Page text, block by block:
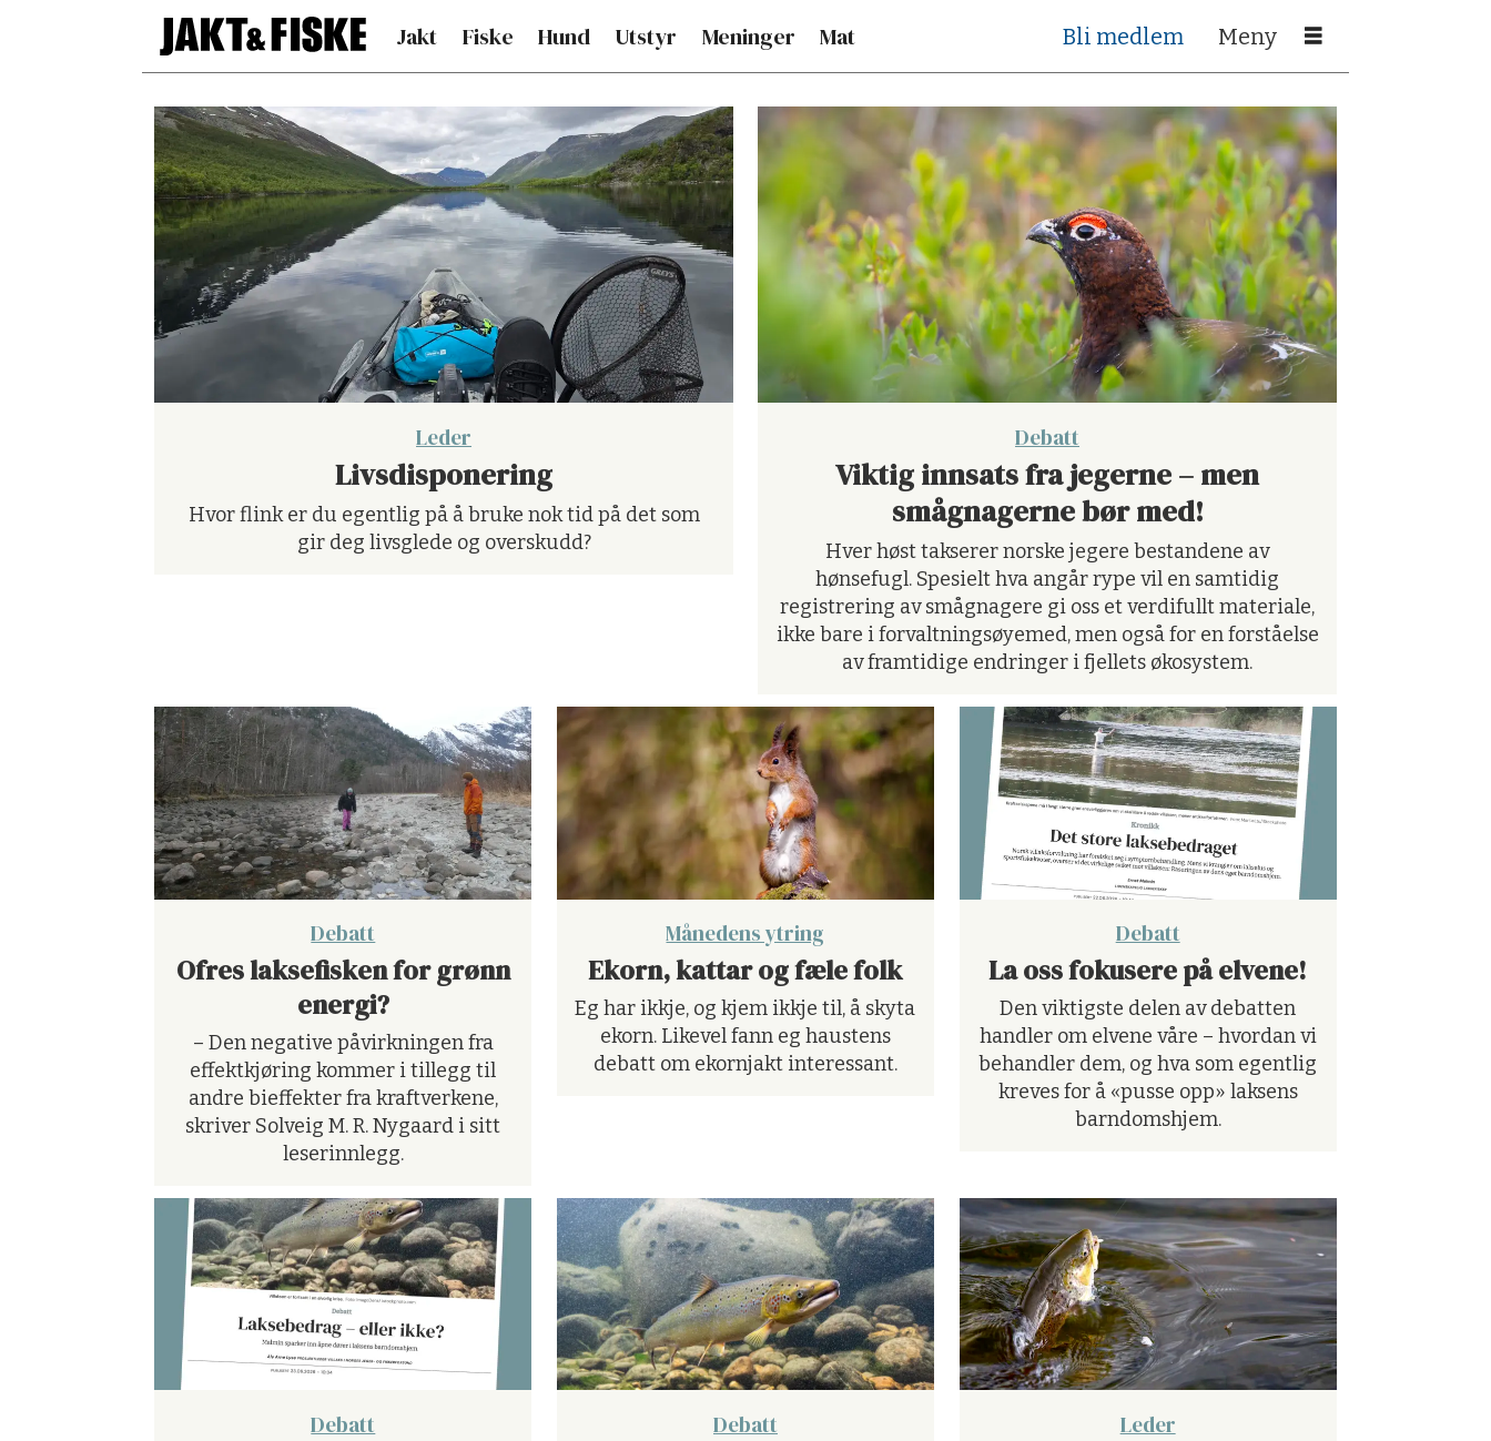
Jakt Fiske Hund Utstyr Meninger Mat Bli medlem
Meninger
Leder
Livsdisponering
Hvor flink er du egentlig på å bruke nok tid på det som
gir deg livsglede og overskudd?
Debatt
Viktig innsats fra jegerne – men
smågnagerne bør med!
Hver høst takserer norske jegere bestandene av
hønsefugl. Spesielt hva angår rype vil en samtidig
registrering av smågnagere gi oss et verdifullt materiale,
ikke bare i forvaltningsøyemed, men også for en forståelse
av framtidige endringer i fjellets økosystem.
Debatt
Ofres laksefisken for grønn
energi?
– Den negative påvirkningen fra
effektkjøring kommer i tillegg til
andre bieffekter fra kraftverkene,
skriver Solveig M. R. Nygaard i sitt
leserinnlegg.
Månedens ytring
Ekorn, kattar og fæle folk
Eg har ikkje, og kjem ikkje til, å skyta
ekorn. Likevel fann eg haustens
debatt om ekornjakt interessant.
Debatt
La oss fokusere på elvene!
Den viktigste delen av debatten
handler om elvene våre – hvordan vi
behandler dem, og hva som egentlig
kreves for å «pusse opp» laksens
barndomshjem.
Debatt Debatt Leder